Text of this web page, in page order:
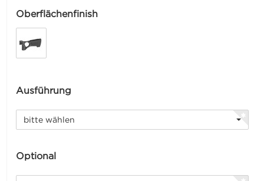
Oberflächenfinish
Ausführung
bitte wählen
Optional